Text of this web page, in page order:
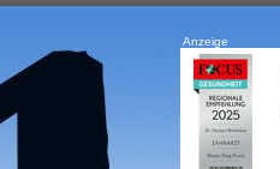
Anzeige